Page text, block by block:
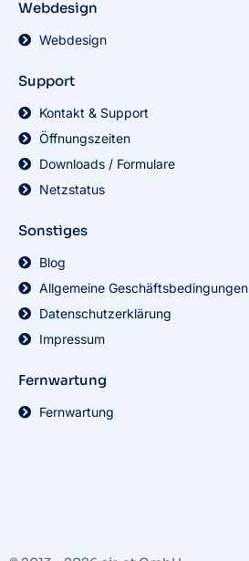
Webdesign
Webdesign
Support
Kontakt & Support
Öffnungszeiten
Downloads / Formulare
Netzstatus
Sonstiges
Blog
Allgemeine Geschäftsbedingungen
Datenschutzerklärung
Impressum
Fernwartung
Fernwartung